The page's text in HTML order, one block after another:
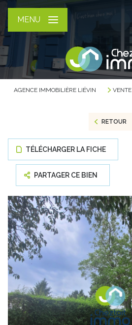
MENU
AGENCE IMMOBILIÈRE LIÉVIN VENTE
RETOUR
TÉLÉCHARGER LA FICHE
PARTAGER CE BIEN